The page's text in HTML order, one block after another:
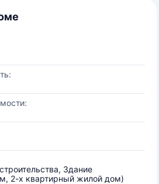
Здание
2-х квартирный жилой дом)